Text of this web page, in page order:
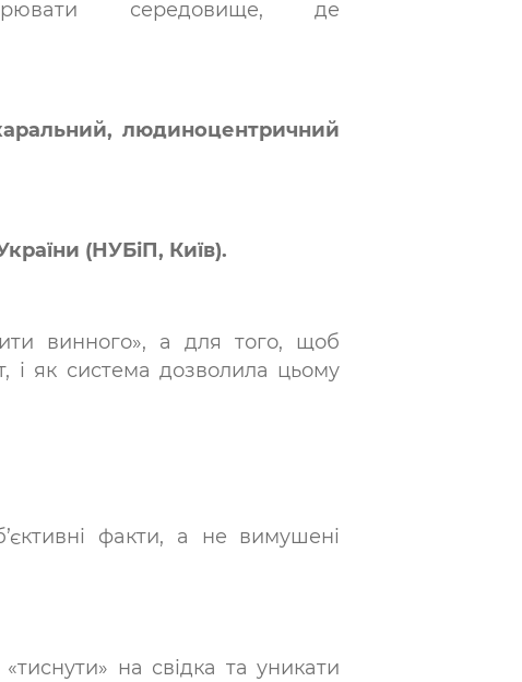
середовище, де
людиноцентричний
(НУБіП, Київ).
винного», а для того, щоб
і як система дозволила цьому
факти, а не вимушені
на свідка та уникати